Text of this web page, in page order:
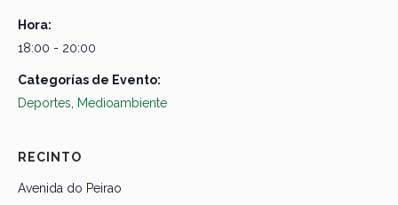
Hora:
18:00 - 20:00
Categorías de Evento:
Deportes Medioambiente
RECINTO
Avenida do Peirao